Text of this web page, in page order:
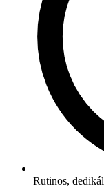
Rutinos,